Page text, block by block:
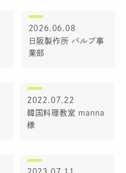
2026.06.08
日阪製作所 バルブ事
業部
2022.07.22
韓国料理教室 manna
様